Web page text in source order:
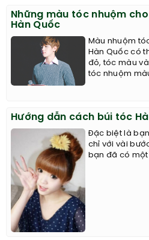
Những màu tóc nhuộm
Hàn Quốc
Màu nhuộm
Hàn Quốc có
đỏ, tóc màu
tóc nhuộm
Hướng dẫn cách búi tóc
Đặc biệt là
chỉ với vài
bạn đã có